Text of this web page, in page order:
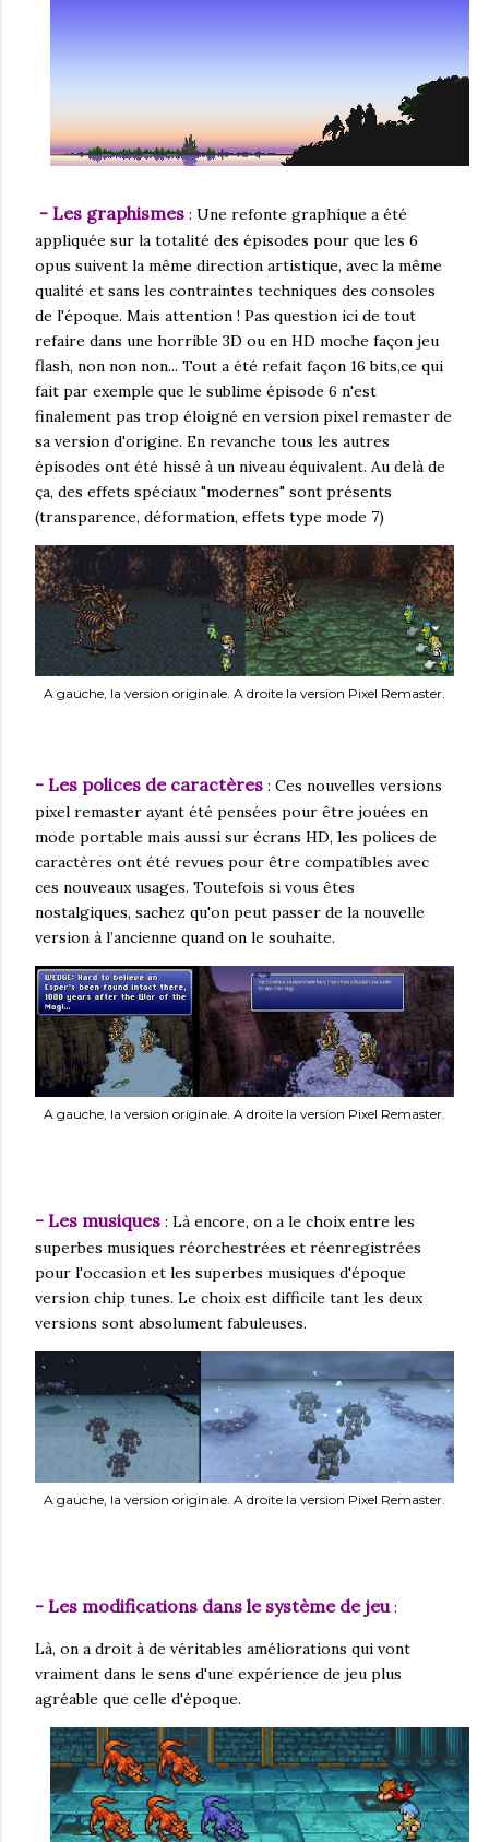
- Les graphismes : Une refonte graphique a été
appliquée sur la totalité des épisodes pour que les 6
opus suivent la même direction artistique, avec la même
qualité et sans les contraintes techniques des consoles
de l'époque. Mais attention ! Pas question ici de tout
refaire dans une horrible 3D ou en HD moche façon jeu
flash, non non non... Tout a été refait façon 16 bits,ce qui
fait par exemple que le sublime épisode 6 n'est
finalement pas trop éloigné en version pixel remaster de
sa version d'origine. En revanche tous les autres
épisodes ont été hissé à un niveau équivalent. Au delà de
ça, des effets spéciaux "modernes" sont présents
(transparence, déformation, effets type mode 7)
A gauche, la version originale. A droite la version Pixel Remaster.
- Les polices de caractères : Ces nouvelles versions
pixel remaster ayant été pensées pour être jouées en
mode portable mais aussi sur écrans HD, les polices de
caractères ont été revues pour être compatibles avec
ces nouveaux usages. Toutefois si vous êtes
nostalgiques, sachez qu'on peut passer de la nouvelle
version à l’ancienne quand on le souhaite.
A gauche, la version originale. A droite la version Pixel Remaster.
- Les musiques : Là encore, on a le choix entre les
superbes musiques réorchestrées et réenregistrées
pour l'occasion et les superbes musiques d'époque
version chip tunes. Le choix est difficile tant les deux
versions sont absolument fabuleuses.
A gauche, la version originale. A droite la version Pixel Remaster.
- Les modifications dans le système de jeu:
Là, on a droit à de véritables améliorations qui vont
vraiment dans le sens d'une expérience de jeu plus
agréable que celle d'époque.